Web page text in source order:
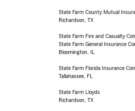
State Farm County Mutual
Richardson, TX
State Farm Fire and Casualty
State Farm General Insurance
Bloomington, IL
State Farm Florida Insurance
Tallahassee, FL
State Farm Lloyds
Richardson, TX